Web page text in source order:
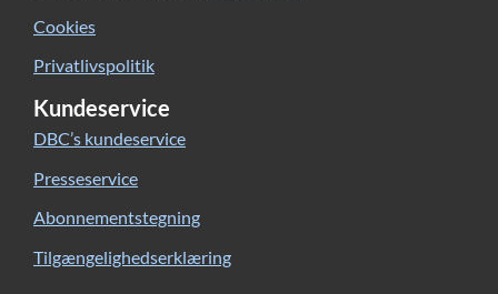
Cookies
Privatlivspolitik
Kundeservice
DBC’s kundeservice
Presseservice
Abonnementstegning
Tilgængelighedserklæring